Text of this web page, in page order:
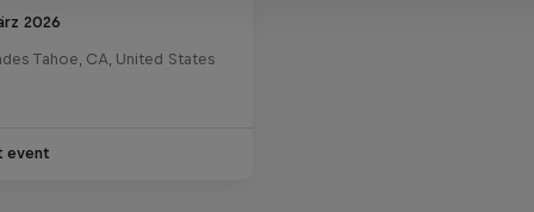
2026
Tahoe, CA, United States
event